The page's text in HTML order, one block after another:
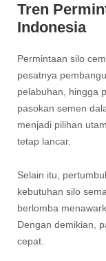
Tren
Indonesia
Permintaan silo
pesatnya
pelabuhan, hingga
pasokan semen
menjadi pilihan
tetap lancar.
Selain itu,
kebutuhan silo
berlomba
Dengan demikian,
cepat.